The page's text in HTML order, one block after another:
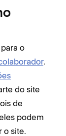
o
.
do site
de
podem
o site.